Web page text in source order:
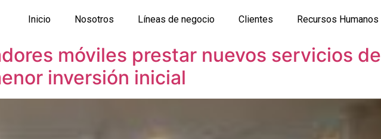
Inicio Nosotros Líneas de negocio Clientes Recursos Humanos
móviles prestar nuevos servicios de
inversión inicial